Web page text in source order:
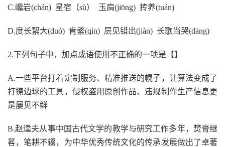
C.巉岩(chán) 星宿（sù） 玉扃(jiōng) 抟养(tuán)
D.度长絜大(duó) 肯綮(qìn) 层见错出(jiàn) 长歌当哭(dāng)
2.下列句子中，加点成语使用不正确的一项是 【】
A.一些平台打着定制服务、精准推送的幌子，让算法变成了
打擦边球的工具，侵权盗用原创作品、违规制作生产信息更
是屡见不鲜
B.赵逵夫从事中国古代文学的教学与研究工作多年，焚膏继
晷，笔耕不辍，为中华优秀传统文化的传承发展做出了卓著